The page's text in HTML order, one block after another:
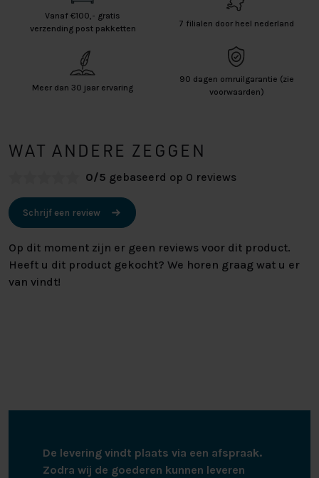
Vanaf €100,- gratis
verzending post pakketten
7 filialen door heel nederland
Meer dan 30 jaar ervaring
90 dagen omruilgarantie (zie
voorwaarden)
WAT ANDERE ZEGGEN
0/5 gebaseerd op 0 reviews
Schrijf een review
Op dit moment zijn er geen reviews voor dit product.
Heeft u dit product gekocht? We horen graag wat u er
van vindt!
De levering vindt plaats via een afspraak.
Zodra wij de goederen kunnen leveren